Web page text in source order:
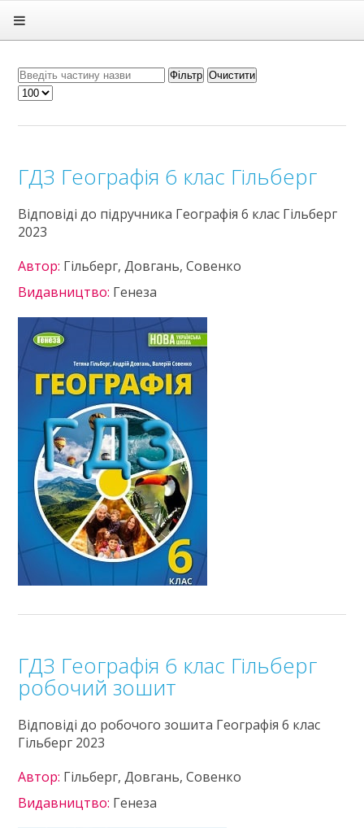
Підручники
ГДЗ
Статті
Зв'язок
Фільтр Очистити
ГДЗ Географія 6 клас Гільберг
Відповіді до підручника Географія 6 клас Гільберг
2023
Автор: Гільберг, Довгань, Совенко
Видавництво: Генеза
ГДЗ Географія 6 клас Гільберг
робочий зошит
Відповіді до робочого зошита Географія 6 клас
Гільберг 2023
Автор: Гільберг, Довгань, Совенко
Видавництво: Генеза